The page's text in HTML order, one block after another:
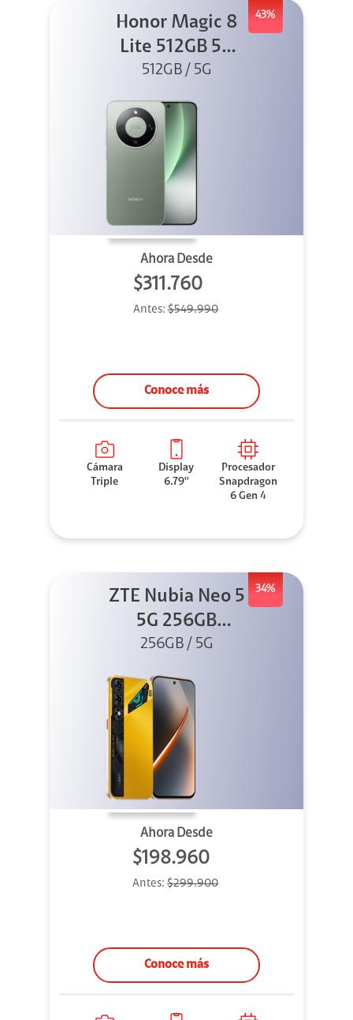
43%
Honor Magic 8
Lite 512GB 5G
Verde
512GB / 5G
Ahora Desde
$311.760
Antes:$549.990
Conoce más
Cámara
Triple
Display
6.79''
Procesador
Snapdragon
6 Gen 4
34%
ZTE Nubia Neo 5
5G 256GB
Dorado
256GB / 5G
Ahora Desde
$198.960
Antes: $299.900
Conoce más